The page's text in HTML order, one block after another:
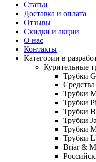
Статьи
Доставка и оплата
Отзывы
Скидки и акции
О нас
Контакты
Категории в
Курительные
Трубки
Трубки
Трубки
Трубки
Трубки
Трубки
Трубки
Briar &